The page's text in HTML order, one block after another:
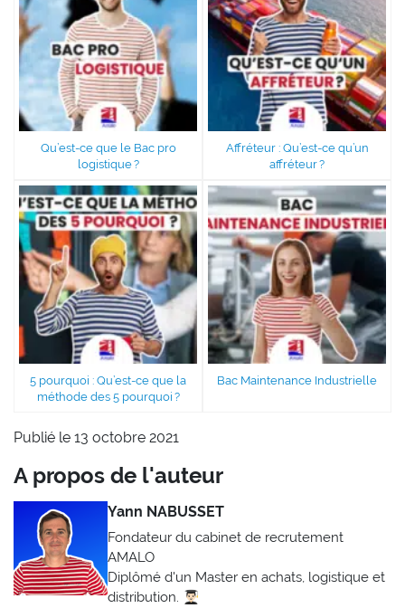
Qu’est-ce que le Bac pro
logistique ?
Affréteur : Qu’est-ce qu’un
affréteur ?
5 pourquoi : Qu’est-ce que la
méthode des 5 pourquoi ?
Bac Maintenance Industrielle
Publié le 13 octobre 2021
A propos de l'auteur
Yann NABUSSET
Fondateur du cabinet de recrutement
AMALO
Diplômé d'un Master en achats, logistique et
distribution. 👨🏻‍🎓